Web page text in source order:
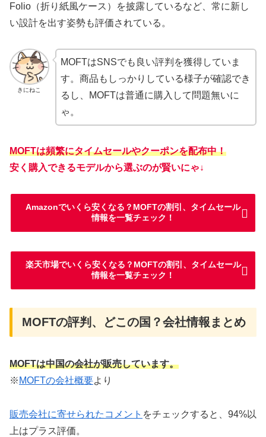
Folio（折り紙風ケース）を披露しているなど、常に新し
い設計を出す姿勢も評価されている。
きにねこ
MOFTはSNSでも良い評判を獲得していま
す。商品もしっかりしている様子が確認でき
るし、MOFTは普通に購入して問題無いに
ゃ。
MOFTは頻繁にタイムセールやクーポンを配布中！
安く購入できるモデルから選ぶのが賢いにゃ↓
Amazonでいくら安くなる？MOFTの割引、タイムセール
情報を一覧チェック！
楽天市場でいくら安くなる？MOFTの割引、タイムセール
情報を一覧チェック！
MOFTの評判、どこの国？会社情報まとめ
MOFTは中国の会社が販売しています。
※ MOFTの会社概要より
販売会社に寄せられたコメント をチェックすると、94%以
上はプラス評価。